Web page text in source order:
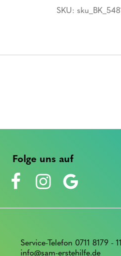
quantity
SKU:
Folge uns auf
Service-Telefon 0711 8179 -
info@sam-erstehilfe.de